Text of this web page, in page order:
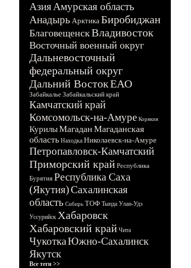
АзияАмурская область
Анадырь Арктика Биробиджан
БлаговещенскВладивосток
Восточный военный округ
Дальневосточный
федеральный округ
Дальний ВостокЕАО
Забайкалье Забайкальский край
Камчатский край
Комсомольск-на-Амуре Корякия
КурилыМагадан Магаданская
область Находка Николаевск-на-Амуре
Петропавловск-Камчатский
Приморский край Республика
Бурятия Республика Саха
(Якутия)Сахалинская
область Сибирь ТОФ Тында Улан-Удэ
Уссурийск Хабаровск
Хабаровский край Чита
ЧукоткаЮжно-Сахалинск
Якутск
Все теги >>